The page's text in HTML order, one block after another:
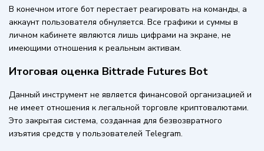
В конечном итоге бот перестает реагировать на команды, а
аккаунт пользователя обнуляется. Все графики и суммы в
личном кабинете являются лишь цифрами на экране, не
имеющими отношения к реальным активам.
Итоговая оценка Bittrade Futures Bot
Данный инструмент не является финансовой организацией и
не имеет отношения к легальной торговле криптовалютами.
Это закрытая система, созданная для безвозвратного
изъятия средств у пользователей Telegram.